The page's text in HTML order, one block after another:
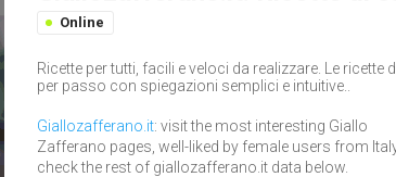
Online
Ricette per tutti, facili e veloci da realizzare. Le
per passo con spiegazioni semplici e intuitive..
Giallozafferano.it: visit the most interesting Giallo
Zafferano pages, well-liked by female users from
check the rest of giallozafferano.it data below.